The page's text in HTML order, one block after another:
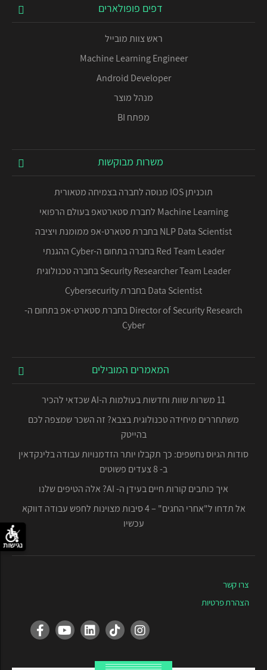
דפים פופולארים
ראש צוות מובייל
Machine Learning Engineer
Android Developer
מנהל מוצר
מפתח BI
משרות מבוקשות
תוכניתן IOS מנוסה לחברה בצמיחה מטאורית
Machine Learning לחברת סטארטאפ בעולם הרפואי
NLP Data Scientist בחברת סטארט-אפ ממומנת ויציבה
Red Team Leader בחברה בתחום ה-Cyber ההגנתי
Security Researcher Team Leader בחברה טכנולוגית
Data Scientist בחברת Cybersecurity
Director of Security Research בחברת סטארט-אפ בתחום ה-
Cyber
המאמרים המובילים
11 משרות שוות וחדשות בעולמות ה-AI שכדאי להכיר
משתחררים מיחידה טכנולוגית בצבא? זה השכר שמצפה לכם
בהייטק
סודות הגיוס נחשפים: כך תקבלו יותר הזדמנויות עבודה בלינקדאין
ב- 8 צעדים פשוטים
איך כותבים קורות חיים בעידן ה- AI? אלה הטיפים שלנו
אל תדחו ל"אחרי החגים" – 4 סיבות מצוינות לחפש עבודה דווקא
עכשיו
צרו קשר
הצהרת פרטיות
נגישות